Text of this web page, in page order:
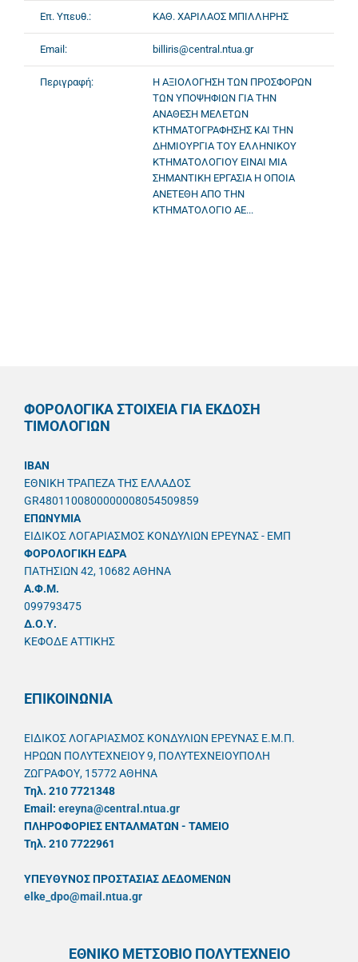
Επ. Υπευθ.: ΚΑΘ. ΧΑΡΙΛΑΟΣ ΜΠΙΛΛΗΡΗΣ
Email: billiris@central.ntua.gr
Περιγραφή:
Η ΑΞΙΟΛΟΓΗΣΗ ΤΩΝ ΠΡΟΣΦΟΡΩΝ
ΤΩΝ ΥΠΟΨΗΦΙΩΝ ΓΙΑ ΤΗΝ
ΑΝΑΘΕΣΗ ΜΕΛΕΤΩΝ
ΚΤΗΜΑΤΟΓΡΑΦΗΣΗΣ ΚΑΙ ΤΗΝ
ΔΗΜΙΟΥΡΓΙΑ ΤΟΥ ΕΛΛΗΝΙΚΟΥ
ΚΤΗΜΑΤΟΛΟΓΙΟΥ ΕΙΝΑΙ ΜΙΑ
ΣΗΜΑΝΤΙΚΗ ΕΡΓΑΣΙΑ Η ΟΠΟΙΑ
ΑΝΕΤΕΘΗ ΑΠΟ ΤΗΝ
ΚΤΗΜΑΤΟΛΟΓΙΟ ΑΕ...
ΦΟΡΟΛΟΓΙΚΑ ΣΤΟΙΧΕΙΑ ΓΙΑ ΕΚΔΟΣΗ
ΤΙΜΟΛΟΓΙΩΝ
IBAN
ΕΘΝΙΚΗ ΤΡΑΠΕΖΑ ΤΗΣ ΕΛΛΑΔΟΣ
GR4801100800000008054509859
ΕΠΩΝΥΜΙΑ
ΕΙΔΙΚΟΣ ΛΟΓΑΡΙΑΣΜΟΣ ΚΟΝΔΥΛΙΩΝ ΕΡΕΥΝΑΣ - ΕΜΠ
ΦΟΡΟΛΟΓΙΚΗ ΕΔΡΑ
ΠΑΤΗΣΙΩΝ 42, 10682 ΑΘΗΝΑ
A.Φ.Μ.
099793475
Δ.Ο.Υ.
ΚΕΦΟΔΕ ΑΤΤΙΚΗΣ
ΕΠΙΚΟΙΝΩΝΙΑ
ΕΙΔΙΚΟΣ ΛΟΓΑΡΙΑΣΜΟΣ ΚΟΝΔΥΛΙΩΝ ΕΡΕΥΝΑΣ Ε.Μ.Π.
ΗΡΩΩΝ ΠΟΛΥΤΕΧΝΕΙΟΥ 9, ΠΟΛΥΤΕΧΝΕΙΟΥΠΟΛΗ
ΖΩΓΡΑΦΟΥ, 15772 ΑΘΗΝΑ
Τηλ. 210 7721348
Email: ereyna@central.ntua.gr
ΠΛΗΡΟΦΟΡΙΕΣ ΕΝΤΑΛΜΑΤΩΝ - ΤΑΜΕΙΟ
Τηλ. 210 7722961
ΥΠΕΥΘYΝΟΣ ΠΡΟΣΤΑΣΙΑΣ ΔΕΔΟΜΕΝΩΝ
elke_dpo@mail.ntua.gr
ΕΘΝΙΚΟ ΜΕΤΣΟΒΙΟ ΠΟΛΥΤΕΧΝΕΙΟ